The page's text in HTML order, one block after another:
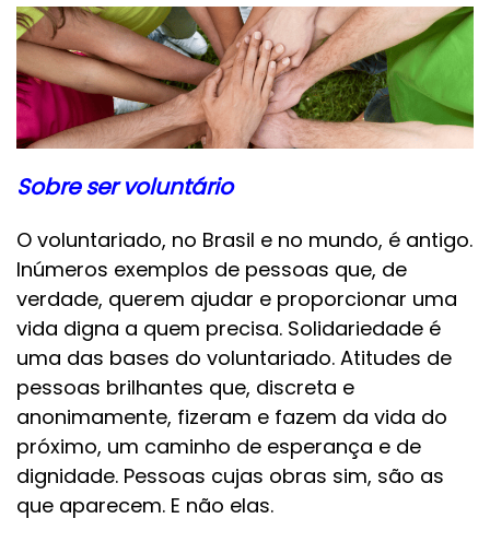
Sobre ser voluntário
O voluntariado, no Brasil e no mundo, é antigo.
Inúmeros exemplos de pessoas que, de
verdade, querem ajudar e proporcionar uma
vida digna a quem precisa. Solidariedade é
uma das bases do voluntariado. Atitudes de
pessoas brilhantes que, discreta e
anonimamente, fizeram e fazem da vida do
próximo, um caminho de esperança e de
dignidade. Pessoas cujas obras sim, são as
que aparecem. E não elas.